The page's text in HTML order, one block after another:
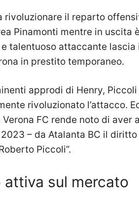
rivoluzionare il reparto
Pinamonti mentre in uscita
talentuoso attaccante lascia
in prestito temporaneo.
approdi di Henry, Piccoli
rivoluzionato l’attacco.
FC rende noto di aver
– da Atalanta BC il diritto
Piccoli”.
sul mercato